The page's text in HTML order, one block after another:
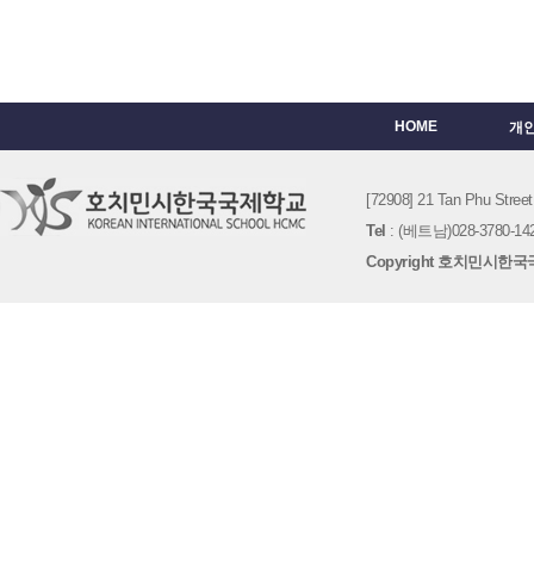
HOME 개
[72908] 21 Tan Phu
Tel : (베트남)028-3780-
Copyright 호치민시한국